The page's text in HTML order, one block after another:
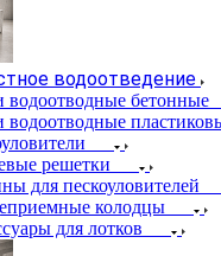
водоотведение
водоотводные бетонные
водоотводные
решетки
для пескоуловителей
колодцы
для лотков